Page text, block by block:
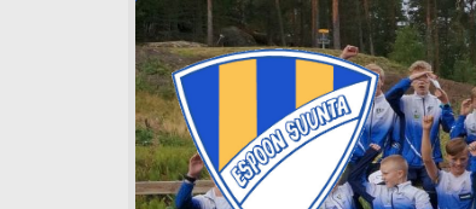
Skip to content